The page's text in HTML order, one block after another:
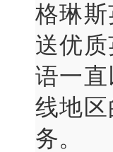
格琳
送优
语一
线地
务。